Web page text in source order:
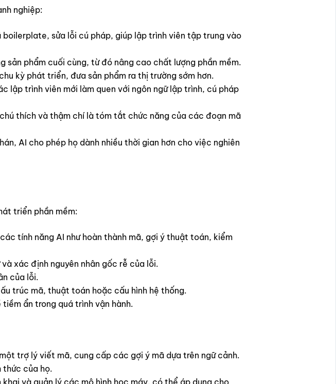
nghiệp:
sửa lỗi cú pháp, giúp lập trình viên tập trung vào
sản phẩm cuối cùng, từ đó nâng cao chất lượng phần mềm.
kỳ phát triển, đưa sản phẩm ra thị trường sớm hơn.
lập trình viên mới làm quen với ngôn ngữ lập trình, cú pháp
thích và thậm chí là tóm tắt chức năng của các đoạn mã
AI cho phép họ dành nhiều thời gian hơn cho việc nghiên
triển phần mềm:
tính năng AI như hoàn thành mã, gợi ý thuật toán, kiểm
xác định nguyên nhân gốc rễ của lỗi.
của lỗi.
trúc mã, thuật toán hoặc cấu hình hệ thống.
ẩn trong quá trình vận hành.
trợ lý viết mã, cung cấp các gợi ý mã dựa trên ngữ cảnh.
thức của họ.
và quản lý các mô hình học máy, có thể áp dụng cho